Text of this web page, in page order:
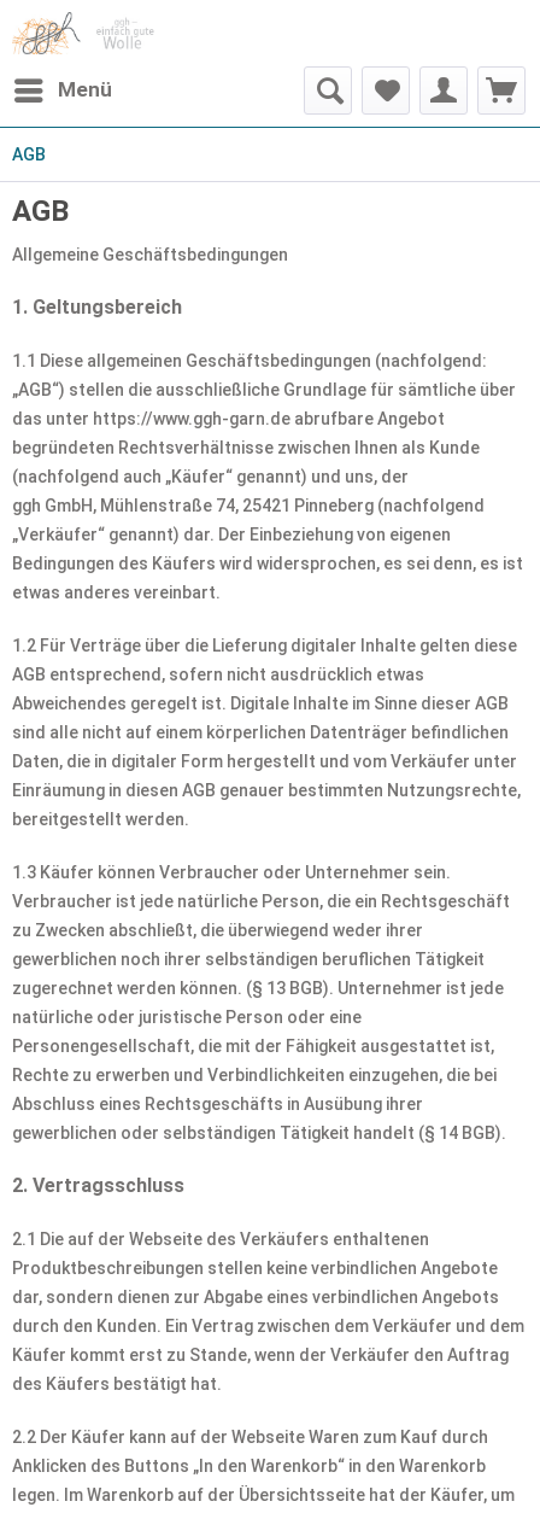
Menü
AGB
AGB
Allgemeine Geschäftsbedingungen
1. Geltungsbereich
1.1 Diese allgemeinen Geschäftsbedingungen (nachfolgend:
„AGB“) stellen die ausschließliche Grundlage für sämtliche über
das unter https://www.ggh-garn.de abrufbare Angebot
begründeten Rechtsverhältnisse zwischen Ihnen als Kunde
(nachfolgend auch „Käufer“ genannt) und uns, der
ggh GmbH, Mühlenstraße 74, 25421 Pinneberg (nachfolgend
„Verkäufer“ genannt) dar. Der Einbeziehung von eigenen
Bedingungen des Käufers wird widersprochen, es sei denn, es ist
etwas anderes vereinbart.
1.2 Für Verträge über die Lieferung digitaler Inhalte gelten diese
AGB entsprechend, sofern nicht ausdrücklich etwas
Abweichendes geregelt ist. Digitale Inhalte im Sinne dieser AGB
sind alle nicht auf einem körperlichen Datenträger befindlichen
Daten, die in digitaler Form hergestellt und vom Verkäufer unter
Einräumung in diesen AGB genauer bestimmten Nutzungsrechte,
bereitgestellt werden.
1.3 Käufer können Verbraucher oder Unternehmer sein.
Verbraucher ist jede natürliche Person, die ein Rechtsgeschäft
zu Zwecken abschließt, die überwiegend weder ihrer
gewerblichen noch ihrer selbständigen beruflichen Tätigkeit
zugerechnet werden können. (§ 13 BGB). Unternehmer ist jede
natürliche oder juristische Person oder eine
Personengesellschaft, die mit der Fähigkeit ausgestattet ist,
Rechte zu erwerben und Verbindlichkeiten einzugehen, die bei
Abschluss eines Rechtsgeschäfts in Ausübung ihrer
gewerblichen oder selbständigen Tätigkeit handelt (§ 14 BGB).
2. Vertragsschluss
2.1 Die auf der Webseite des Verkäufers enthaltenen
Produktbeschreibungen stellen keine verbindlichen Angebote
dar, sondern dienen zur Abgabe eines verbindlichen Angebots
durch den Kunden. Ein Vertrag zwischen dem Verkäufer und dem
Käufer kommt erst zu Stande, wenn der Verkäufer den Auftrag
des Käufers bestätigt hat.
2.2 Der Käufer kann auf der Webseite Waren zum Kauf durch
Anklicken des Buttons „In den Warenkorb“ in den Warenkorb
legen. Im Warenkorb auf der Übersichtsseite hat der Käufer, um